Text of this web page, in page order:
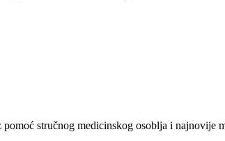
stručnog medicinskog osoblja i najnovije